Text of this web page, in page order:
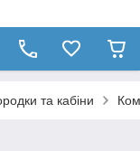
та кабіни